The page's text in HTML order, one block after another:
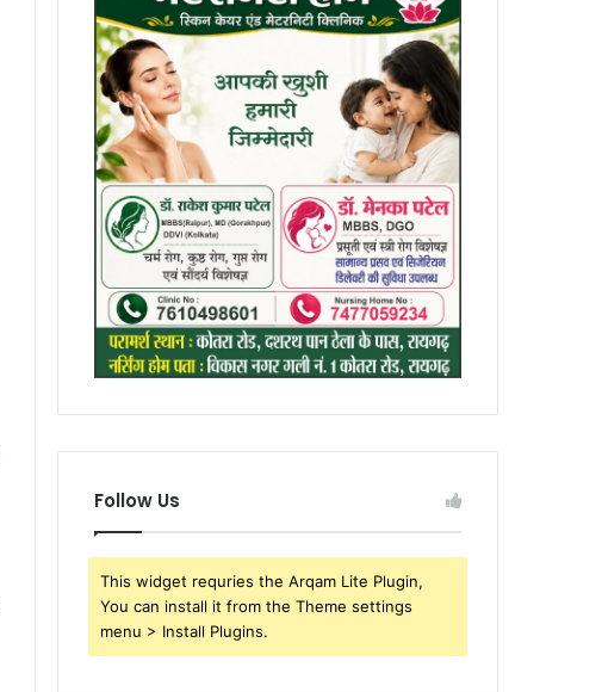
Follow Us
This widget requries the Arqam Lite Plugin,
You can install it from the Theme settings
menu > Install Plugins.